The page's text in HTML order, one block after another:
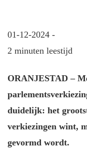
01-12-2024 -
2 minuten leestijd
ORANJESTAD –
duidelijk: het
verkiezingen wint,
gevormd wordt.